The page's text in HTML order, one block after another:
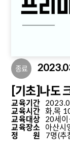
종료
[기초]나도
교육기간
교육시간 화,목
교육대상 20세이
교육장소 아산시
정 원
7명(추